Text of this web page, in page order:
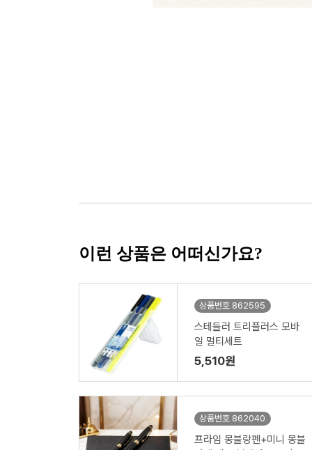
이런 상품은 어떠신가요?
상품번호 862595
스테들러 트리플러스 모바
일 멀티세트
5,510원
상품번호 862040
프라임 몽블랑펜+미니 몽블